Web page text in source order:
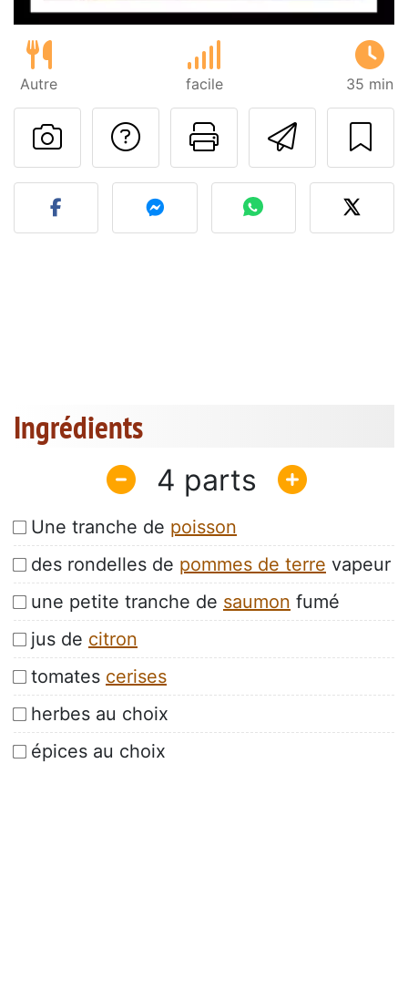
Autre facile 35 min
Imprimer
Poser une
Publier votre photo de
Ingrédients
4
Une tranche de poisson
des rondelles de pommes de terre vapeur
une petite tranche de saumon fumé
jus de citron
tomates cerises
herbes au choix
épices au choix